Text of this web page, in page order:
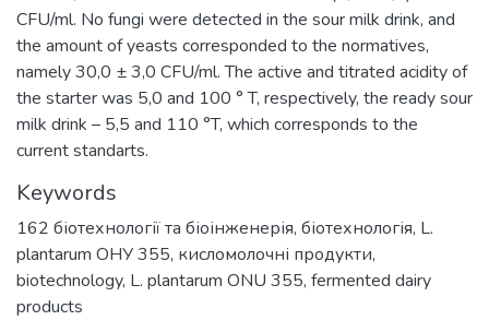
CFU/ml. No fungi were detected in the sour milk drink, and
the amount of yeasts corresponded to the normatives,
namely 30,0 ± 3,0 CFU/ml. The active and titrated acidity of
the starter was 5,0 and 100 ° T, respectively, the ready sour
milk drink – 5,5 and 110 °T, which corresponds to the
current standarts.
Keywords
162 біотехнології та біоінженерія, біотехнологія, L.
plantarum ОНУ 355, кисломолочні продукти,
biotechnology, L. plantarum ONU 355, fermented dairy
products